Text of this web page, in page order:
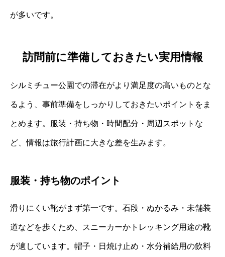
が多いです。
訪問前に準備しておきたい実用情報
シルミチュー公園での滞在がより満足度の高いものとな
るよう、事前準備をしっかりしておきたいポイントをま
とめます。服装・持ち物・時間配分・周辺スポットな
ど、情報は旅行計画に大きな差を生みます。
服装・持ち物のポイント
滑りにくい靴がまず第一です。石段・ぬかるみ・未舗装
道などを歩くため、スニーカーかトレッキング用途の靴
が適しています。帽子・日焼け止め・水分補給用の飲料